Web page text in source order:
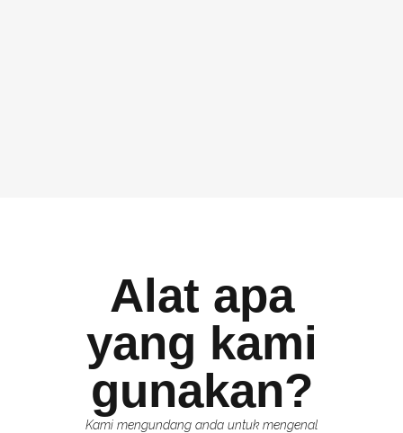
Alat apa
yang kami
gunakan?
Kami mengundang anda untuk mengenal